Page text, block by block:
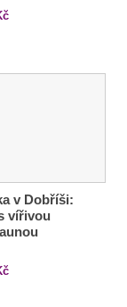
v Dobříši:
vířivou